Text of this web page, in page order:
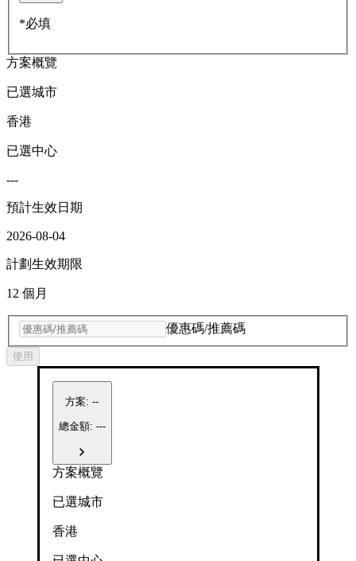
*必填
方案概覽
已選城市
香港
已選中心
---
預計生效日期
2026-08-04
計劃生效期限
12 個月
優惠碼/推薦碼
使用
方案: --
總金額: ---
方案概覽
已選城市
香港